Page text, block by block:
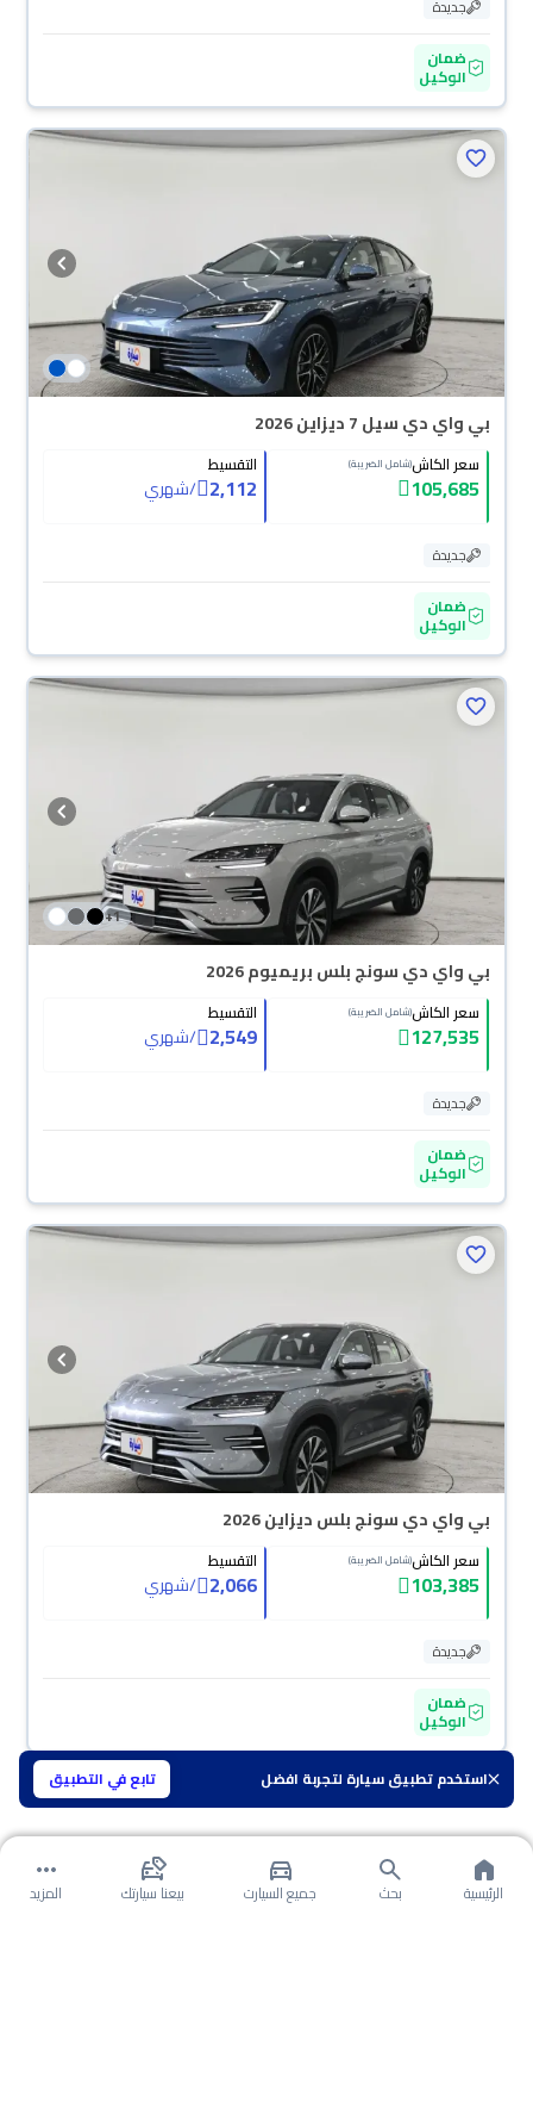
استخدم تطبيق سيارة لتجربة افضل تابع في التطبيق
جديدة
ضمان
الوكيل
بي واي دي سيل 7 ديزاين 2026
سعر الكاش(شامل الضريبة)
105,685
التقسيط
2,112
/شهري
جديدة
ضمان
الوكيل
1
+
بي واي دي سونج بلس بريميوم 2026
سعر الكاش(شامل الضريبة)
127,535
التقسيط
2,549
/شهري
جديدة
ضمان
الوكيل
بي واي دي سونج بلس ديزاين 2026
سعر الكاش(شامل الضريبة)
103,385
التقسيط
2,066
/شهري
جديدة
ضمان
الوكيل
الرئيسية بحث جميع السيارت بيعنا سيارتك المزيد